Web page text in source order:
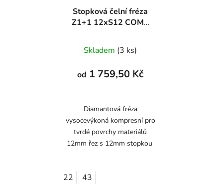
Stopková čelní fréza
Z1+1 12xS12 COMP
Skladem (3 ks)
od 1 759,50 Kč
Diamantová fréza
vysocevýkoná kompresní pro
tvrdé povrchy materiálů
12mm řez s 12mm stopkou
22 43